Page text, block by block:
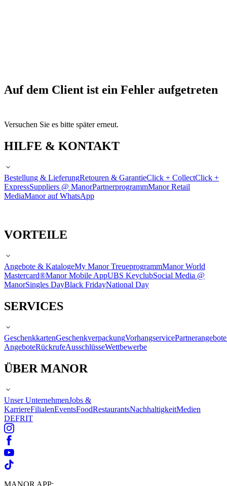
Auf dem Client ist ein Fehler aufgetreten
Versuchen Sie es bitte später erneut.
HILFE & KONTAKT
Bestellung & LieferungRetouren & GarantieClick + CollectClick +
ExpressSuppliers @ ManorPartnerprogrammManor Retail
MediaManor auf WhatsApp
VORTEILE
Angebote & KatalogeMy Manor TreueprogrammManor World
Mastercard®Manor Mobile AppUBS KeyclubSocial Media @
ManorSingles DayBlack FridayNational Day
SERVICES
GeschenkkartenGeschenkverpackungVorhangservicePartnerangebote
AngeboteRückrufeAusschlüsseWettbewerbe
ÜBER MANOR
Unser UnternehmenJobs &
KarriereFilialenEventsFoodRestaurantsNachhaltigkeitMedien
DEFRIT
MANOR APP: